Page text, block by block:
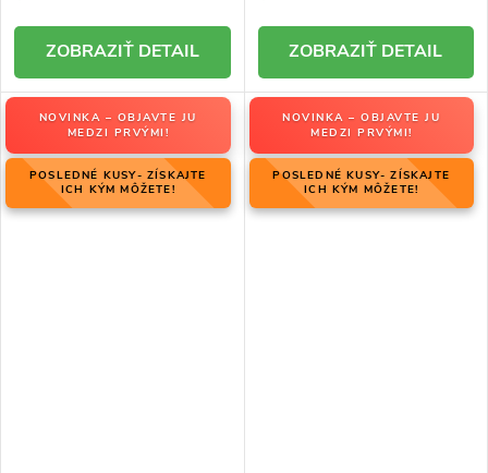
DETAIL DETAIL
NOVINKA – OBJAVTE JU
MEDZI PRVÝMI!
POSLEDNÉ KUSY- ZÍSKAJTE
ICH KÝM MÔŽETE!
NOVINKA – OBJAVTE JU
MEDZI PRVÝMI!
POSLEDNÉ KUSY- ZÍSKAJTE
ICH KÝM MÔŽETE!